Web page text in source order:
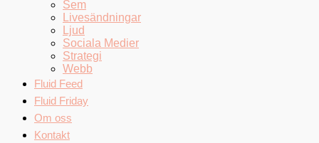
Sem
Livesändningar
Ljud
Sociala Medier
Strategi
Webb
Fluid Feed
Fluid Friday
Om oss
Kontakt